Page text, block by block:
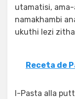
utamatisi,
namakhambi
ukuthi lezi
Receta de
I-Pasta alla